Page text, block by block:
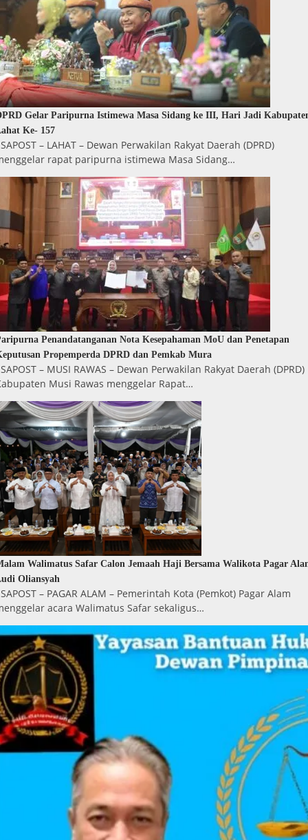
Gelar Paripurna Istimewa Masa Sidang ke III, Hari Jadi
Ke- 157
– LAHAT – Dewan Perwakilan Rakyat Daerah (DPRD)
rapat paripurna istimewa Masa Sidang…
Penandatanganan Nota Kesepahaman MoU dan Penetapan
Propemperda DPRD dan Pemkab Mura
– MUSI RAWAS – Dewan Perwakilan Rakyat Daerah (DPRD)
Musi Rawas menggelar Rapat…
Walimatus Safar Calon Jemaah Haji Bersama Walikota Pagar
Oliansyah
– PAGAR ALAM – Pemerintah Kota (Pemkot) Pagar Alam
acara Walimatus Safar sekaligus…